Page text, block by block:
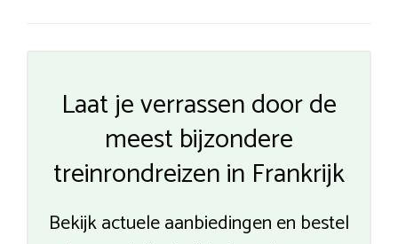
Laat je verrassen door de
meest bijzondere
treinrondreizen in Frankrijk
Bekijk actuele aanbiedingen en bestel